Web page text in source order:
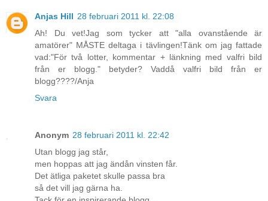
Anjas Hill 28 februari 2011 kl. 22:08
Ah! Du vet!Jag som tycker att "alla ovanstående är
amatörer" MÅSTE deltaga i tävlingen!Tänk om jag fattade
vad:"För två lotter, kommentar + länkning med valfri bild
från er blogg." betyder? Vaddå valfri bild från er
blogg????/Anja
Svara
Anonym 28 februari 2011 kl. 22:42
Utan blogg jag står,
men hoppas att jag ändån vinsten får.
Det ätliga paketet skulle passa bra
så det vill jag gärna ha.